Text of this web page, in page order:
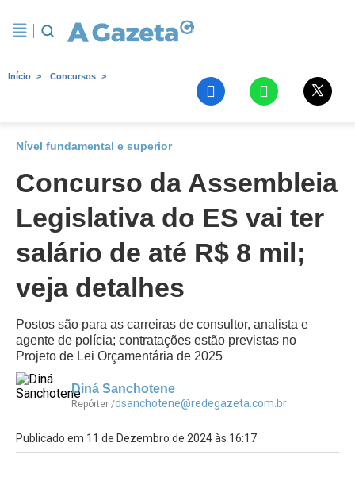
Início Concursos
Nível fundamental e superior
Concurso da Assembleia
Legislativa do ES vai ter
salário de até R$ 8 mil;
veja detalhes
Postos são para as carreiras de consultor, analista e
agente de polícia; contratações estão previstas no
Projeto de Lei Orçamentária de 2025
Diná Sanchotene
Repórter /dsanchotene@redegazeta.com.br
Publicado em 11 de Dezembro de 2024 às 16:17